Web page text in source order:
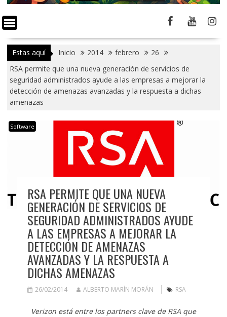
Estas aquí Inicio 2014 febrero
26
RSA permite que una nueva generación de servicios de
seguridad administrados ayude a las empresas a mejorar la
detección de amenazas avanzadas y la respuesta a dichas
amenazas
Software
RSA PERMITE QUE UNA NUEVA
GENERACIÓN DE SERVICIOS DE
SEGURIDAD ADMINISTRADOS AYUDE
A LAS EMPRESAS A MEJORAR LA
DETECCIÓN DE AMENAZAS
AVANZADAS Y LA RESPUESTA A
DICHAS AMENAZAS
26/02/2014 ALBERTO MARÍN MORÁN RSA
Verizon está entre los partners clave de RSA que